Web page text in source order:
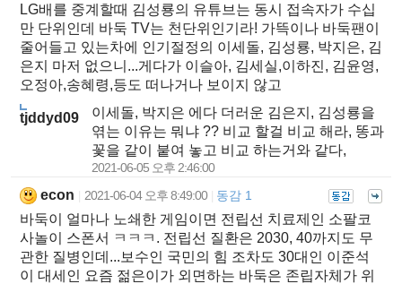
LG배를 중계할때 김성룡의 유튜브는 동시 접속자가 수십
만 단위인데 바둑 TV는 천단위인기라! 가뜩이나 바둑팬이
줄어들고 있는차에 인기절정의 이세돌, 김성룡, 박지은, 김
은지 마저 없으니...게다가 이슬아, 김세실,이하진, 김윤영,
오정아,송혜령,등도 떠나거나 보이지 않고
tjddyd09
이세돌, 박지은 에다 더러운 김은지, 김성룡을
엮는 이유는 뭐냐 ?? 비교 할걸 비교 해라, 똥과
꽃을 같이 붙여 놓고 비교 하는거와 같다,
2021-06-05 오후 2:46:00
econ 2021-06-04 오후 8:49:00 동감 1
바둑이 얼마나 노쇄한 게임이면 전립선 치료제인 소팔코
사놀이 스폰서 ㅋㅋㅋ. 전립선 질환은 2030, 40까지도 무
관한 질병인데...보수인 국민의 힘 조차도 30대인 이준석
이 대세인 요즘 젊은이가 외면하는 바둑은 존립자체가 위